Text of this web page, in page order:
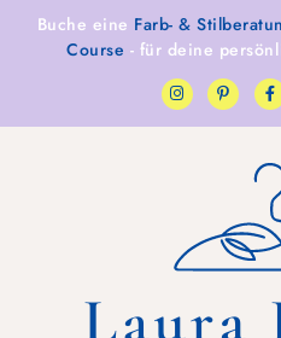
Buche eine Farb- &
Course - für deine